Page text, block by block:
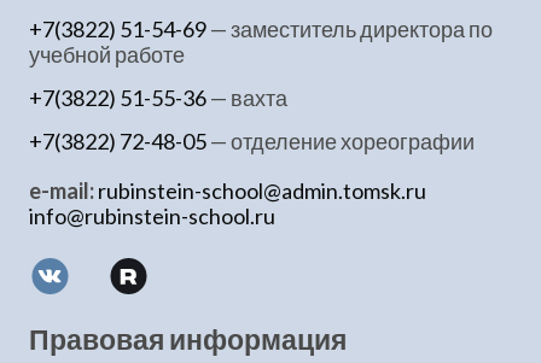
+7(3822) 51-54-69— заместитель директора по
учебной работе
+7(3822) 51-55-36— вахта
+7(3822) 72-48-05— отделение хореографии
e-mail:rubinstein-school@admin.tomsk.ru
info@rubinstein-school.ru
Правовая информация